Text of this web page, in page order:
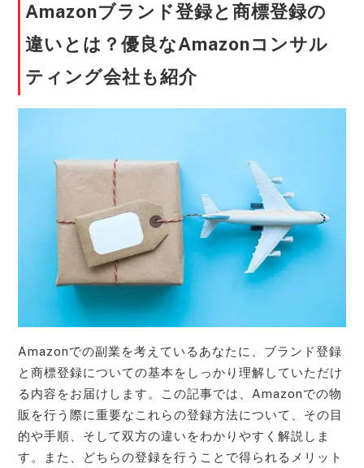
Amazonブランド登録と商標登録の
違いとは？優良なAmazonコンサル
ティング会社も紹介
Amazonでの副業を考えているあなたに、ブランド登録
と商標登録についての基本をしっかり理解していただけ
る内容をお届けします。この記事では、Amazonでの物
販を行う際に重要なこれらの登録方法について、その目
的や手順、そして双方の違いをわかりやすく解説しま
す。また、どちらの登録を行うことで得られるメリット